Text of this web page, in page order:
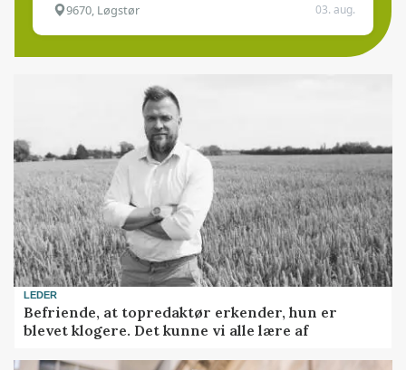
9670, Løgstør 03. aug.
LEDER
Befriende, at topredaktør erkender, hun er
blevet klogere. Det kunne vi alle lære af